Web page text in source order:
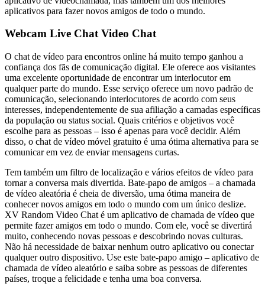
aplicativos para fazer novos amigos de todo o mundo.
Webcam Live Chat Video Chat
O chat de vídeo para encontros online há muito tempo ganhou a
confiança dos fãs de comunicação digital. Ele oferece aos visitantes
uma excelente oportunidade de encontrar um interlocutor em
qualquer parte do mundo. Esse serviço oferece um novo padrão de
comunicação, selecionando interlocutores de acordo com seus
interesses, independentemente de sua afiliação a camadas específicas
da população ou status social. Quais critérios e objetivos você
escolhe para as pessoas – isso é apenas para você decidir. Além
disso, o chat de vídeo móvel gratuito é uma ótima alternativa para se
comunicar em vez de enviar mensagens curtas.
Tem também um filtro de localização e vários efeitos de vídeo para
tornar a conversa mais divertida. Bate-papo de amigos – a chamada
de vídeo aleatória é cheia de diversão, uma ótima maneira de
conhecer novos amigos em todo o mundo com um único deslize.
XV Random Video Chat é um aplicativo de chamada de vídeo que
permite fazer amigos em todo o mundo. Com ele, você se divertirá
muito, conhecendo novas pessoas e descobrindo novas culturas.
Não há necessidade de baixar nenhum outro aplicativo ou conectar
qualquer outro dispositivo. Use este bate-papo amigo – aplicativo de
chamada de vídeo aleatório e saiba sobre as pessoas de diferentes
países, troque a felicidade e tenha uma boa conversa.